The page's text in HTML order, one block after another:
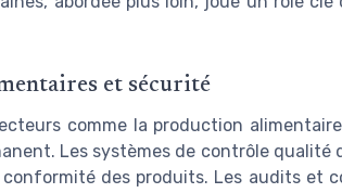
et sécurité
comme la production
Les systèmes de contrôle
des produits. Les audits et